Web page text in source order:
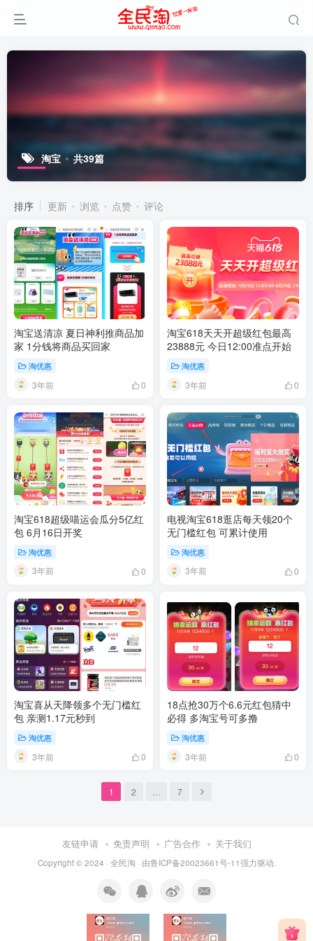
淘宝 共39篇
排序 更新 浏览 点赞 评论
淘宝送清凉 夏日神利推商品加
家 1分钱将商品买回家
淘优惠
3年前 0
淘宝618天天开超级红包最高
23888元 今日12:00准点开始
淘优惠
3年前 0
淘宝618超级喵运会瓜分5亿红
包 6月16日开奖
淘优惠
3年前 0
电视淘宝618逛店每天领20个
无门槛红包 可累计使用
淘优惠
3年前 0
淘宝喜从天降领多个无门槛红
包 亲测1.17元秒到
淘优惠
3年前 0
18点抢30万个6.6元红包猜中
必得 多淘宝号可多撸
淘优惠
3年前 0
1 2 … 7
友链申请 免责声明 广告合作 关于我们
Copyright © 2024 · 全民淘 · 由鲁ICP备20023661号-11强力驱动.